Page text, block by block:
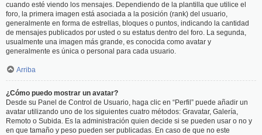
cuando esté viendo los mensajes. Dependiendo de la plantilla que utilice el
foro, la primera imagen está asociada a la posición (rank) del usuario,
generalmente en forma de estrellas, bloques o puntos, indicando la cantidad
de mensajes publicados por usted o su estatus dentro del foro. La segunda,
usualmente una imagen más grande, es conocida como avatar y
generalmente es única o personal para cada usuario.
Arriba
¿Cómo puedo mostrar un avatar?
Desde su Panel de Control de Usuario, haga clic en “Perfil” puede añadir un
avatar utilizando uno de los siguientes cuatro métodos: Gravatar, Galería,
Remoto o Subida. Es la administración quien decide si se pueden usar o no y
en que tamaño y peso pueden ser publicadas. En caso de que no este